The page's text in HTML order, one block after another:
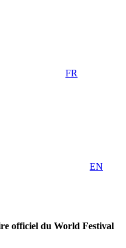
FR
EN
officiel du World Festival